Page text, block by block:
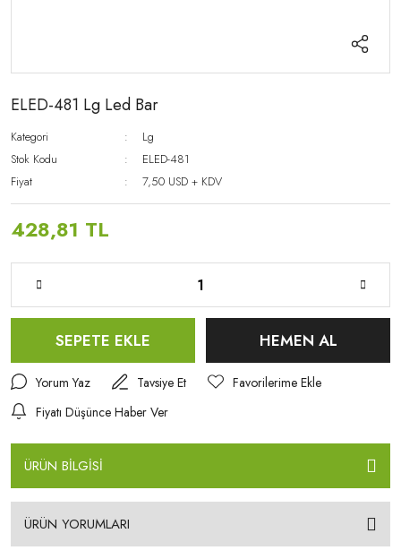
ELED-481 Lg Led Bar
Kategori
Lg
Stok Kodu
ELED-481
Fiyat
7,50 USD + KDV
428,81 TL
SEPETE EKLE HEMEN AL
Yorum Yaz
Tavsiye Et
Fiyatı Düşünce Haber Ver
ÜRÜN BİLGİSİ
ÜRÜN YORUMLARI